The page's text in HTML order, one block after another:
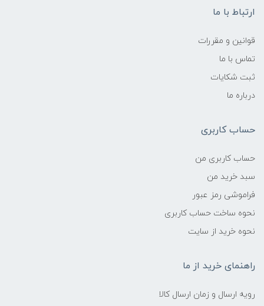
ارتباط با ما
قوانین و مقررات
تماس با ما
ثبت شکایات
درباره ما
حساب کاربری
حساب کاربری من
سبد خرید من
فراموشی رمز عبور
نحوه ساخت حساب کاربری
نحوه خرید از سایت
راهنمای خرید از ما
رویه ارسال و زمان ارسال کالا